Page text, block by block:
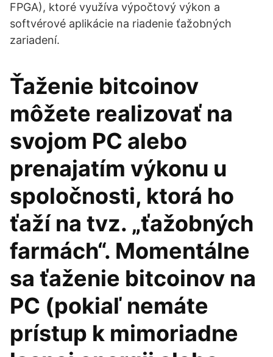
FPGA), ktoré využíva výpočtový výkon a
softvérové aplikácie na riadenie ťažobných
zariadení.
Ťaženie bitcoinov
môžete realizovať na
svojom PC alebo
prenajatím výkonu u
spoločnosti, ktorá ho
ťaží na tvz. „ťažobných
farmách“. Momentálne
sa ťaženie bitcoinov na
PC (pokiaľ nemáte
prístup k mimoriadne